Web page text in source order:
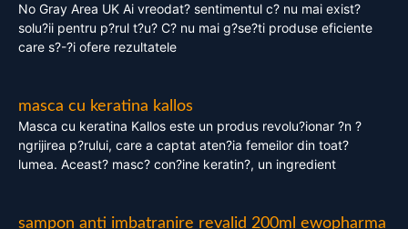
No Gray Area UK Ai vreodat? sentimentul c? nu mai exist?
solu?ii pentru p?rul t?u? C? nu mai g?se?ti produse eficiente
care s?-?i ofere rezultatele
masca cu keratina kallos
Masca cu keratina Kallos este un produs revolu?ionar ?n ?
ngrijirea p?rului, care a captat aten?ia femeilor din toat?
lumea. Aceast? masc? con?ine keratin?, un ingredient
sampon anti imbatranire revalid 200ml ewopharma